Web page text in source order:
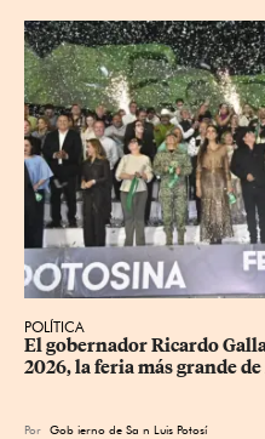
POLÍTICA
​El gobernador Ricardo
2026, la feria más grande
Por Gob ierno de Sa n Luis Potosí